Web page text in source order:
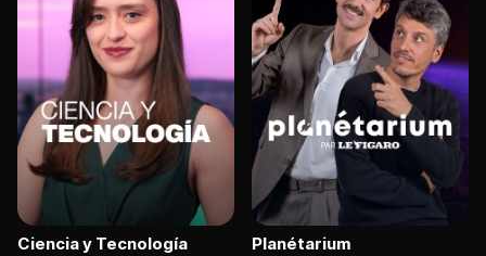
Ciencia y Tecnología Planétarium